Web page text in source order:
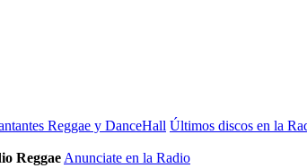
Reggae y DanceHall Últimos discos en la
Reggae Anunciate en la Radio